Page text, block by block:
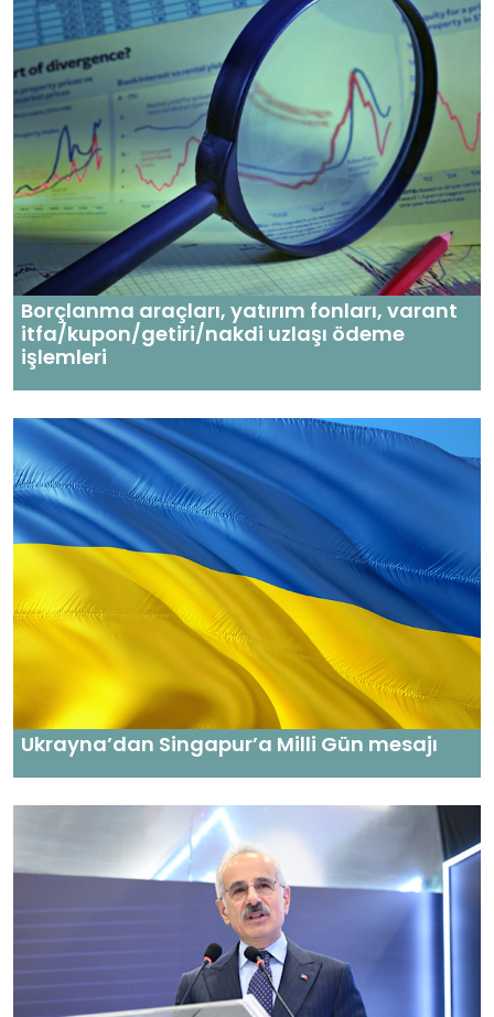
Borçlanma araçları, yatırım fonları, varant
itfa/kupon/getiri/nakdi uzlaşı ödeme
işlemleri
Ukrayna’dan Singapur’a Milli Gün mesajı